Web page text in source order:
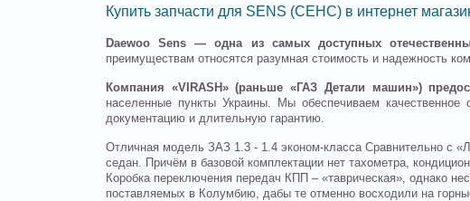
Купить запчасти для SENS (СЕНС) в интернет
Daewoo Sens — одна из самых доступных
преимуществам относятся разумная стоимость и надежность
Компания «VIRASH» (раньше «ГАЗ Детали машин»)
населенные пункты Украины. Мы обеспечиваем
документацию и длительную гарантию.
Отличная модель ЗАЗ 1.3 - 1.4 эконом-класса Сравнительно с
седан. Причём в базовой комплектации нет тахометра,
Коробка переключения передач КПП – «таврическая», однако
поставляемых в Колумбию, дабы те отменно восходили на